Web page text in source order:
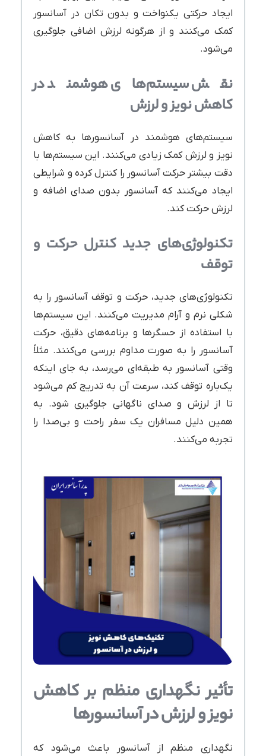
ایجاد حرکتی یکنواخت و بدون تکان در آسانسور
کمک می‌کنند و از هرگونه لرزش اضافی جلوگیری
می‌شود.
نقش سیستم‌های هوشمند در
کاهش نویز و لرزش
سیستم‌های هوشمند در آسانسورها به کاهش
نویز و لرزش کمک زیادی می‌کنند. این سیستم‌ها با
دقت بیشتر حرکت آسانسور را کنترل کرده و شرایطی
ایجاد می‌کنند که آسانسور بدون صدای اضافه و
لرزش حرکت کند.
تکنولوژی‌های جدید کنترل حرکت و
توقف
تکنولوژی‌های جدید، حرکت و توقف آسانسور را به
شکلی نرم و آرام مدیریت می‌کنند. این سیستم‌ها
با استفاده از حسگرها و برنامه‌های دقیق، حرکت
آسانسور را به صورت مداوم بررسی می‌کنند. مثلاً
وقتی آسانسور به طبقه‌ای می‌رسد، به جای اینکه
یک‌باره توقف کند، سرعت آن به تدریج کم می‌شود
تا از لرزش و صدای ناگهانی جلوگیری شود. به
همین دلیل مسافران یک سفر راحت و بی‌صدا را
تجربه می‌کنند.
تأثیر نگهداری منظم بر کاهش
نویز و لرزش در آسانسورها
نگهداری منظم از آسانسور باعث می‌شود که